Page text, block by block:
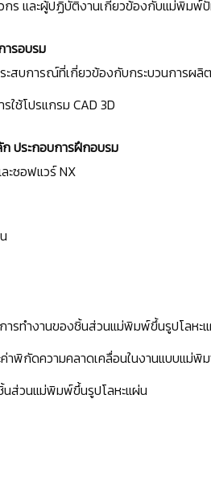
กร และผู้ปฏิบัติงานเกี่ยวข้องกับแม่พิมพ์
รอบรม
ระสบการณ์ที่เกี่ยวข้องกับกระบวนการผ
ใช้โปรแกรม CAD 3D
ประกอบการฝึกอบรม
ะซอฟแวร์ NX
ารทำงานของชิ้นส่วนแม่พิมพ์ขึ้นรูปโลหะ
าพิกัดความคลาดเคลื่อนในงานแบบแม่พิ
ส่วนแม่พิมพ์ขึ้นรูปโลหะแผ่น